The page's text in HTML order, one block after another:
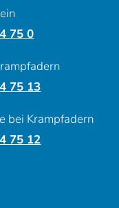
75 0
75 13
bei Krampfadern
75 12